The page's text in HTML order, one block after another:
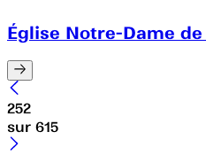
Église Notre-Dame
252
sur 615